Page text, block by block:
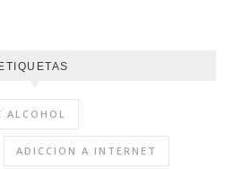
ALCOHOL
ADICCION A INTERNET